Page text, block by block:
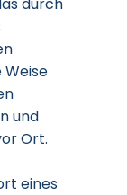
und
Ort.
eines